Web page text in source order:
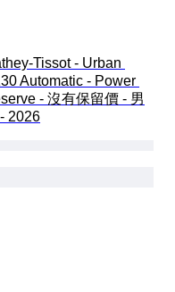
Tissot - Urban
Automatic - Power
- 沒有保留價 - 男
2026